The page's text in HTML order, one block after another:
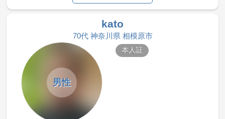
kato
70代 神奈川県 相模原市
男性
本人証